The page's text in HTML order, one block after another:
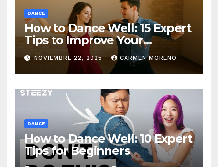
DANCE
How to Dance Well: 15 Expert
Tips to Improve Your
Dancing Skills Fast
NOVIEMBRE 22, 2025 CARMEN MORENO
DANCE
How to Dance Well: 10 Expert
Tips for Beginners